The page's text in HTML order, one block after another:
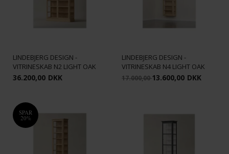
LINDEBJERG DESIGN -
VITRINESKAB N2 LIGHT OAK
36.200,00 DKK
LINDEBJERG DESIGN -
VITRINESKAB N4 LIGHT OAK
17.000,0013.600,00 DKK
SPAR
20%